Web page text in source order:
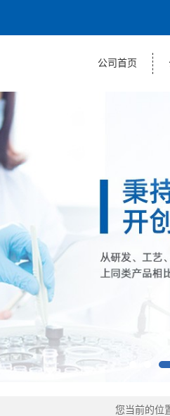
公司首页
您当前的位